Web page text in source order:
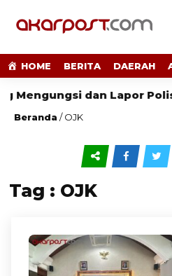
HOME BERITA DAERAH
Mengungsi dan Lapor Polisi
Beranda /OJK
Tag : OJK